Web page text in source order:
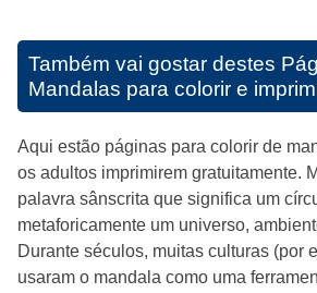
Também vai gostar destes
Mandalas para colorir e
Aqui estão páginas para colorir de
os adultos imprimirem gratuitamente.
palavra sânscrita que significa um
metaforicamente um universo,
Durante séculos, muitas culturas (por
usaram o mandala como uma